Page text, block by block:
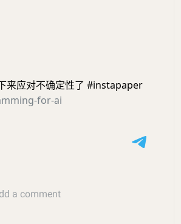
来应对不确定性了 #instapaper
for-ai